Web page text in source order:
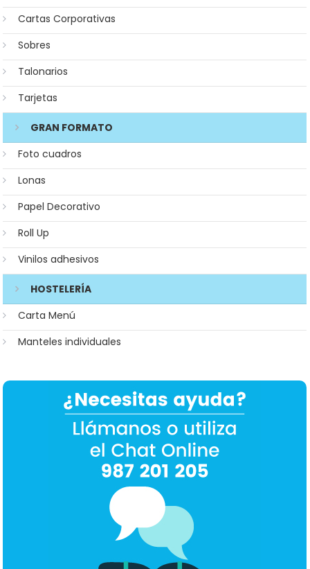
Cartas Corporativas
Sobres
Talonarios
Tarjetas
GRAN FORMATO
Foto cuadros
Lonas
Papel Decorativo
Roll Up
Vinilos adhesivos
HOSTELERÍA
Carta Menú
Manteles individuales